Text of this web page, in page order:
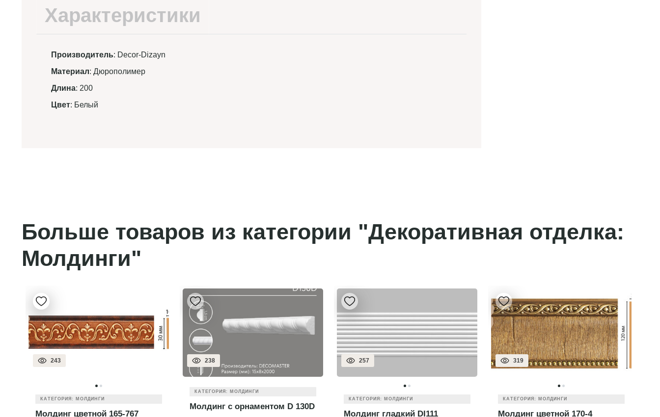
Характеристики
Производитель: Decor-Dizayn
Материал: Дюрополимер
Длина: 200
Цвет: Белый
Больше товаров из категории "Декоративная отделка:
Молдинги"
243
КАТЕГОРИЯ: МОЛДИНГИ
Молдинг цветной 165-767
238
КАТЕГОРИЯ: МОЛДИНГИ
Молдинг с орнаментом D 130D
257
КАТЕГОРИЯ: МОЛДИНГИ
Молдинг гладкий DI111
319
КАТЕГОРИЯ: МОЛДИНГИ
Молдинг цветной 170-4